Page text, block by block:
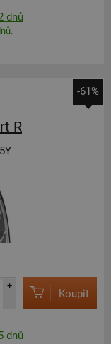
dnů
-61%
R
+
–
Koupit
dnů